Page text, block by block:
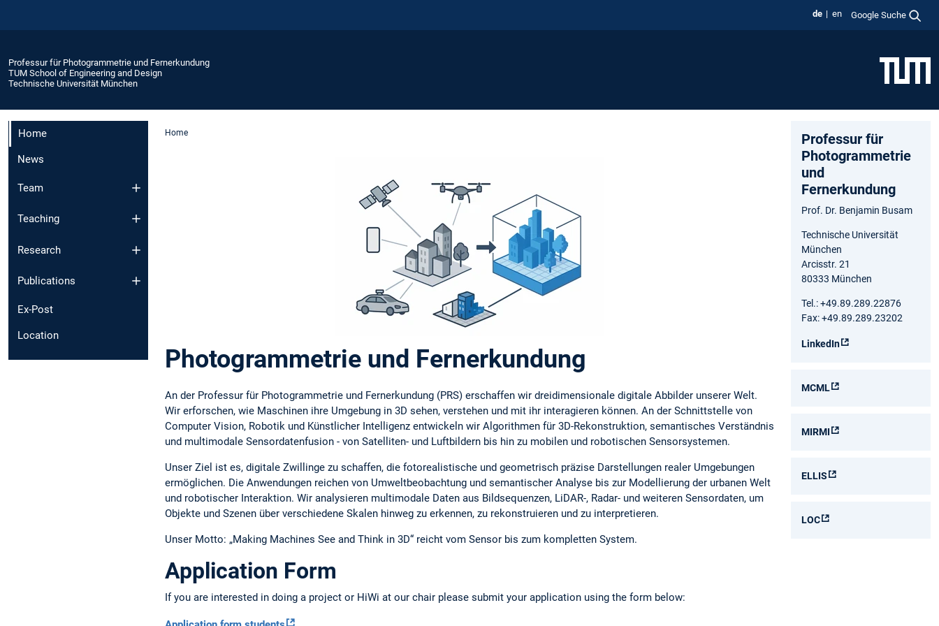
de en Google Suche
Professur für Photogrammetrie und Fernerkundung
TUM School of Engineering and Design
Technische Universität München
Home
News
Team
Teaching
Research
Publications
Ex-Post
Location
Home
Photogrammetrie und Fernerkundung
An der Professur für Photogrammetrie und Fernerkundung (PRS) erschaffen wir dreidimensionale digitale Abbilder unserer Welt.
Wir erforschen, wie Maschinen ihre Umgebung in 3D sehen, verstehen und mit ihr interagieren können. An der Schnittstelle von
Computer Vision, Robotik und Künstlicher Intelligenz entwickeln wir Algorithmen für 3D-Rekonstruktion, semantisches Verständnis
und multimodale Sensordatenfusion - von Satelliten- und Luftbildern bis hin zu mobilen und robotischen Sensorsystemen.
Unser Ziel ist es, digitale Zwillinge zu schaffen, die fotorealistische und geometrisch präzise Darstellungen realer Umgebungen
ermöglichen. Die Anwendungen reichen von Umweltbeobachtung und semantischer Analyse bis zur Modellierung der urbanen Welt
und robotischer Interaktion. Wir analysieren multimodale Daten aus Bildsequenzen, LiDAR-, Radar- und weiteren Sensordaten, um
Objekte und Szenen über verschiedene Skalen hinweg zu erkennen, zu rekonstruieren und zu interpretieren.
Unser Motto: „Making Machines See and Think in 3D“ reicht vom Sensor bis zum kompletten System.
Application Form
If you are interested in doing a project or HiWi at our chair please submit your application using the form below:
Professur für
Photogrammetrie
und
Fernerkundung
Prof. Dr. Benjamin Busam
Technische Universität
München
Arcisstr. 21
80333 München
Tel.: +49.89.289.22876
Fax: +49.89.289.23202
LinkedIn
MCML
MIRMI
ELLIS
LOC